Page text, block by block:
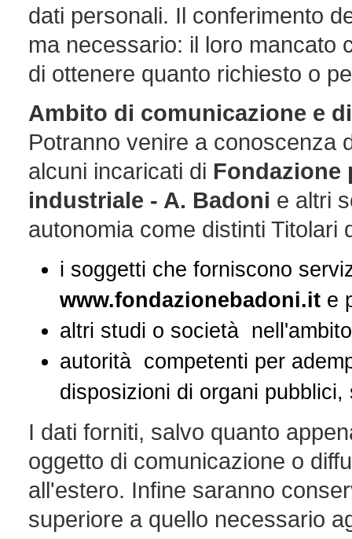
dati personali. Il conferimento
ma necessario: il loro mancato
di ottenere quanto richiesto o
Ambito di comunicazione e
Potranno venire a conoscenza
alcuni incaricati di Fondazione
industriale - A. Badoni e altri
autonomia come distinti Titolari
i soggetti che forniscono
www.fondazionebadoni.ite
altri studi o società
autorità competenti per
disposizioni di organi pubblici,
I dati forniti, salvo quanto
oggetto di comunicazione o
all'estero. Infine saranno
superiore a quello necessario